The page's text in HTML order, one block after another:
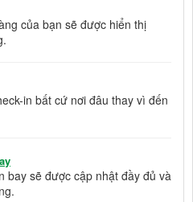
của bạn sẽ được hiển thị
in bất cứ nơi đâu thay vì đến
bay sẽ được cập nhật đầy đủ và